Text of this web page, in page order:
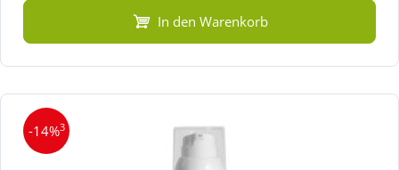
In den Warenkorb
-14%3